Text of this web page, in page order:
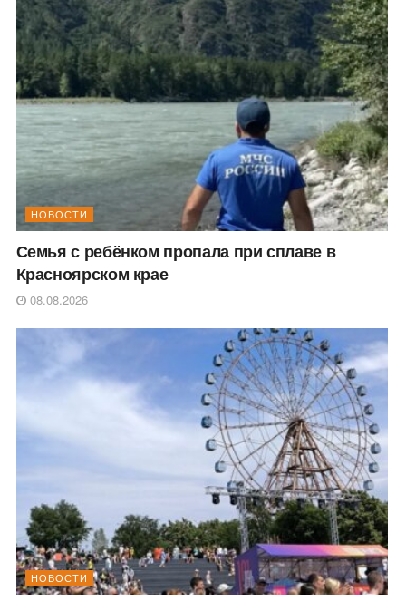
НОВОСТИ
Семья с ребёнком пропала при сплаве в
Красноярском крае
08.08.2026
НОВОСТИ